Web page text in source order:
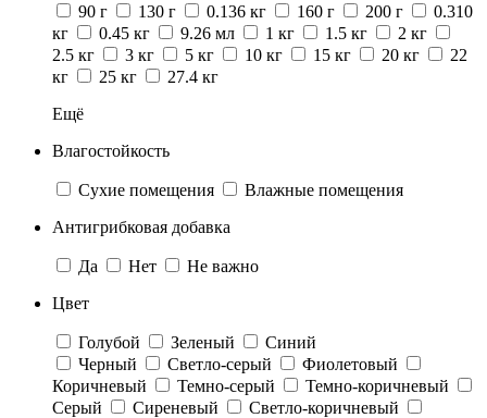
90 г
130 г 0.136 кг 160 г 200 г
0.310
кг
0.45 кг 9.26 мл 1 кг 1.5 кг
2 кг
2.5 кг
3 кг 5 кг 10 кг 15 кг 20 кг
22
кг
25 кг
27.4 кг
Ещё
Влагостойкость
Сухие помещения
Влажные помещения
Антигрибковая добавка
Да Нет
Не важно
Цвет
Голубой Зеленый
Синий
Черный
Светло-серый
Фиолетовый
Коричневый
Темно-серый
Темно-коричневый
Cерый
Сиреневый
Светло-коричневый